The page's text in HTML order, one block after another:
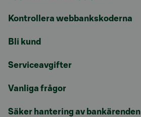
Kontrollera webbankskoderna
Bli kund
Serviceavgifter
Vanliga frågor
Säker hantering av bankärenden